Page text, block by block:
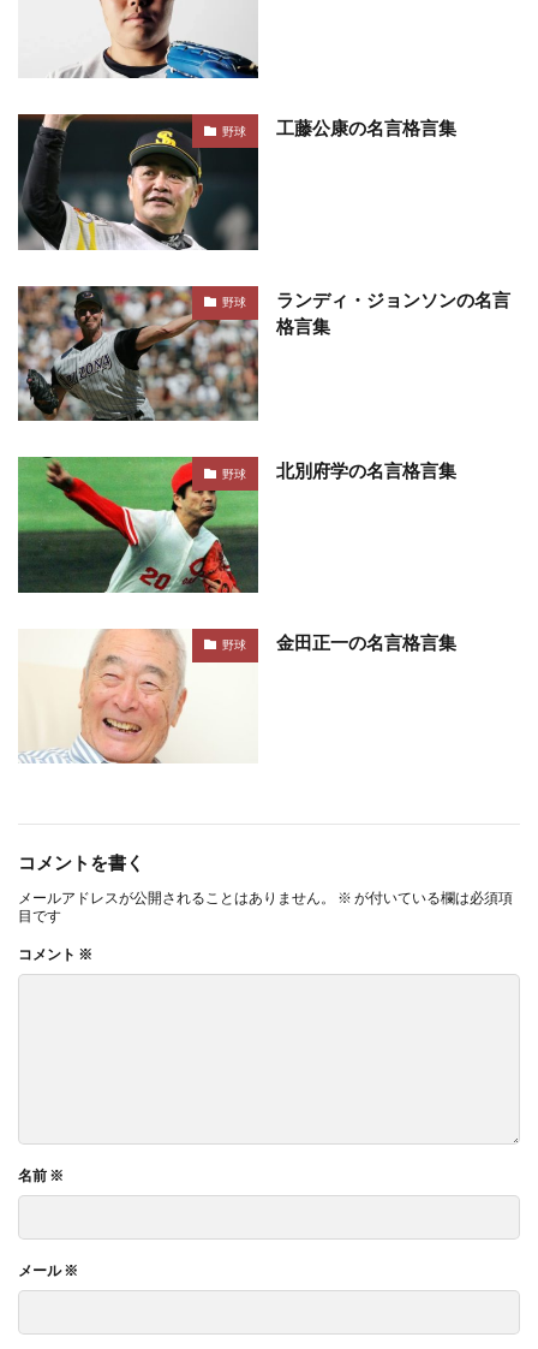
野球 工藤公康の名言格言集
野球
ランディ・ジョンソンの名言
格言集
野球 北別府学の名言格言集
野球 金田正一の名言格言集
コメントを書く
メールアドレスが公開されることはありません。 ※ が付いている欄は必須項
目です
コメント ※
名前 ※
メール※